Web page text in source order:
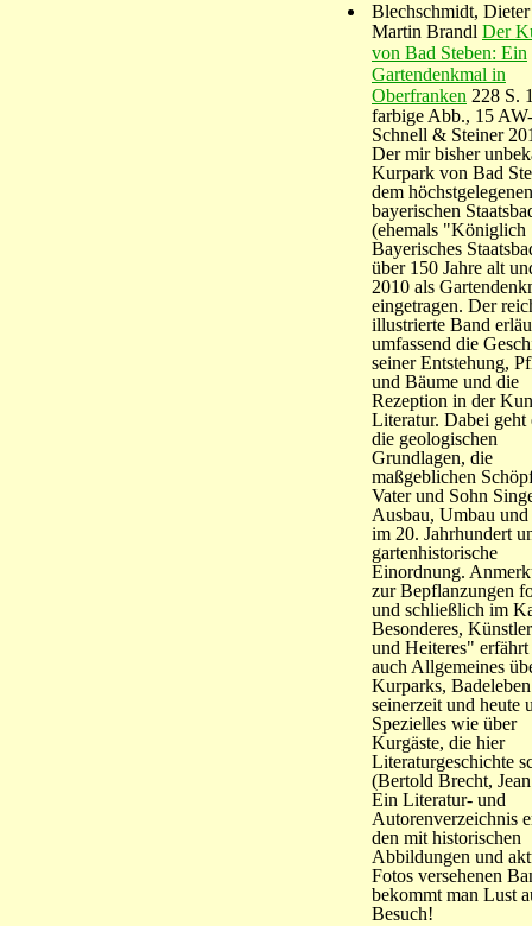
Blechschmidt,
Martin Brandl Der
von Bad Steben: Ein
Gartendenkmal in
Oberfranken 228 S.
farbige Abb., 15
Schnell & Steiner
Der mir bisher
Kurpark von Bad
dem höchstgelegenen
bayerischen
(ehemals "Königlich
Bayerisches
über 150 Jahre alt
2010 als
eingetragen. Der
illustrierte Band
umfassend die
seiner Entstehung,
und Bäume und die
Rezeption in der
Literatur. Dabei geht
die geologischen
Grundlagen, die
maßgeblichen
Vater und Sohn
Ausbau, Umbau und
im 20. Jahrhundert
gartenhistorische
Einordnung.
zur Bepflanzungen
und schließlich im
Besonderes,
und Heiteres" erfährt
auch Allgemeines
Kurparks, Badeleben
seinerzeit und heute
Spezielles wie über
Kurgäste, die hier
Literaturgeschichte
(Bertold Brecht,
Ein Literatur- und
Autorenverzeichnis
den mit historischen
Abbildungen und
Fotos versehenen
bekommt man Lust
Besuch!